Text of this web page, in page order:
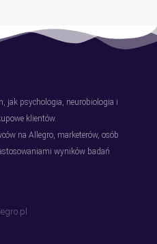
jak psychologia, neurobiologia i
klientów.
na Allegro, marketerów, osób
wyników badań